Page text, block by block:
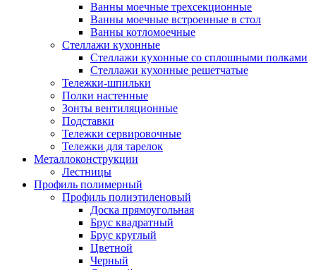
Ванны моечные трехсекционные
Ванны моечные встроенные в стол
Ванны котломоечные
Стеллажи кухонные
Стеллажи кухонные со сплошными полками
Стеллажи кухонные решетчатые
Тележки-шпильки
Полки настенные
Зонты вентиляционные
Подставки
Тележки сервировочные
Тележки для тарелок
Металлоконструкции
Лестницы
Профиль полимерный
Профиль полиэтиленовый
Доска прямоугольная
Брус квадратный
Брус круглый
Цветной
Черный